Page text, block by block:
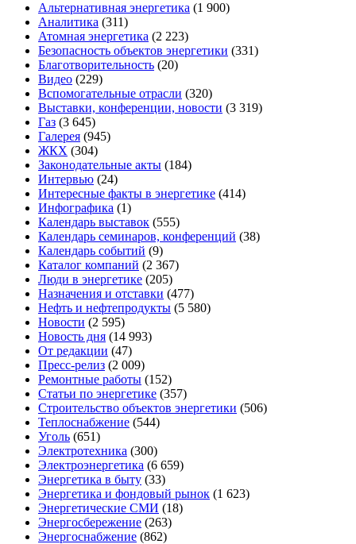
Альтернативная энергетика (1 900)
Аналитика (311)
Атомная энергетика (2 223)
Безопасность объектов энергетики (331)
Благотворительность (20)
Видео (229)
Вспомогательные отрасли (320)
Выставки, конференции, новости (3 319)
Газ (3 645)
Галерея (945)
ЖКХ (304)
Законодательные акты (184)
Интервью (24)
Интересные факты в энергетике (414)
Инфографика (1)
Календарь выставок (555)
Календарь семинаров, конференций (38)
Календарь событий (9)
Каталог компаний (2 367)
Люди в энергетике (205)
Назначения и отставки (477)
Нефть и нефтепродукты (5 580)
Новости (2 595)
Новость дня (14 993)
От редакции (47)
Пресс-релиз (2 009)
Ремонтные работы (152)
Статьи по энергетике (357)
Строительство объектов энергетики (506)
Теплоснабжение (544)
Уголь (651)
Электротехника (300)
Электроэнергетика (6 659)
Энергетика в быту (33)
Энергетика и фондовый рынок (1 623)
Энергетические СМИ (18)
Энергосбережение (263)
Энергоснабжение (862)